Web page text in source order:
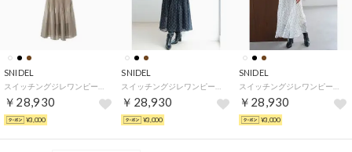
SNIDEL
￥28,930
¥3,000
SNIDEL
￥28,930
¥3,000
SNIDEL
￥28,930
¥3,000